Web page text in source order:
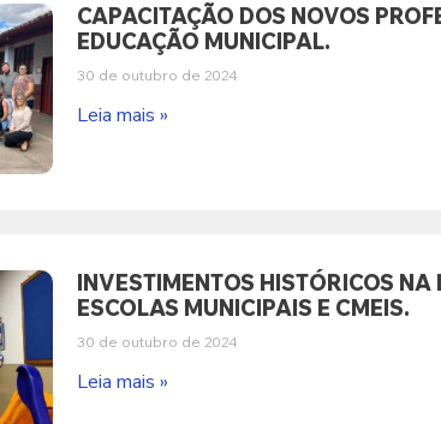
CAPACITAÇÃO DOS NOVOS
EDUCAÇÃO MUNICIPAL.
30 de outubro de 2024
Leia mais »
INVESTIMENTOS HISTÓRICOS
ESCOLAS MUNICIPAIS E CMEIS.
30 de outubro de 2024
Leia mais »